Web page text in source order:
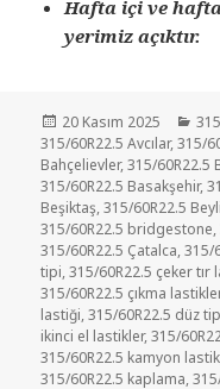
Hafta içi ve hafta
yerimiz açıktır.
Yayın
tarihi
20 Kasım 2025
315/60R22.5 Avcılar,315/
Bahçelievler,315/60R22.5
315/60R22.5 Basakşehir,
Beşiktaş,315/60R22.5
315/60R22.5 bridgestone,
315/60R22.5 Çatalca,315/
tipi,315/60R22.5 çeker tır
315/60R22.5 çıkma
lastiği,315/60R22.5 düz
ikinci el lastikler,315/
315/60R22.5 kamyon lastik
315/60R22.5 kaplama,